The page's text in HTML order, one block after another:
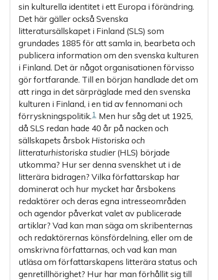
Ja,
hur
tänkte
man?
sin kulturella identitet i ett Euro­pa i förändring.
Det här gäller också Svenska
litteratursällskapet i Finland (SLS) som
grundades 1885 för att samla in, bearbeta och
publicera information om den svenska kulturen
i Finland. Det är något organisationen förvisso
gör fortfarande. Till en början handlade det om
att ringa in det särpräglade med den svenska
kulturen i Finland, i en tid av fennomani och
förryskningspolitik.1 Men hur såg det ut 1925,
då SLS redan hade 40 år på nacken och
sällskapets årsbok ­ Historiska och
litteraturhistoriska studier(HLS) började
utkomma? Hur ser denna svenskhet ut i de
litterära bidragen? Vilka författarskap har
dominerat och hur mycket har årsbokens
redaktörer och deras egna intresseområden
och agendor påverkat valet av publicerade
artiklar? Vad kan man säga om skribenternas
och redaktörernas könsfördelning, eller om de
omskrivna författarnas, och vad kan man
utläsa om författarskapens litterära status och
genretillhörighet? Hur har man förhållit sig till